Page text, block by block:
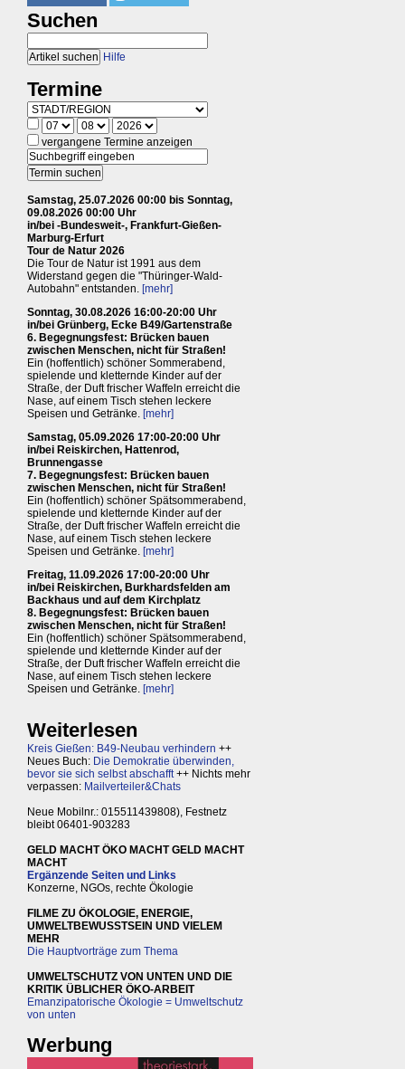
Suchen
Hilfe
Termine
vergangene Termine anzeigen
Samstag, 25.07.2026 00:00 bis Sonntag,
09.08.2026 00:00 Uhr
in/bei -Bundesweit-, Frankfurt-Gießen-
Marburg-Erfurt
Tour de Natur 2026
Die Tour de Natur ist 1991 aus dem
Widerstand gegen die "Thüringer-Wald-
Autobahn" entstanden. [mehr]
Sonntag, 30.08.2026 16:00-20:00 Uhr
in/bei Grünberg, Ecke B49/Gartenstraße
6. Begegnungsfest: Brücken bauen
zwischen Menschen, nicht für Straßen!
Ein (hoffentlich) schöner Sommerabend,
spielende und kletternde Kinder auf der
Straße, der Duft frischer Waffeln erreicht die
Nase, auf einem Tisch stehen leckere
Speisen und Getränke. [mehr]
Samstag, 05.09.2026 17:00-20:00 Uhr
in/bei Reiskirchen, Hattenrod,
Brunnengasse
7. Begegnungsfest: Brücken bauen
zwischen Menschen, nicht für Straßen!
Ein (hoffentlich) schöner Spätsommerabend,
spielende und kletternde Kinder auf der
Straße, der Duft frischer Waffeln erreicht die
Nase, auf einem Tisch stehen leckere
Speisen und Getränke. [mehr]
Freitag, 11.09.2026 17:00-20:00 Uhr
in/bei Reiskirchen, Burkhardsfelden am
Backhaus und auf dem Kirchplatz
8. Begegnungsfest: Brücken bauen
zwischen Menschen, nicht für Straßen!
Ein (hoffentlich) schöner Spätsommerabend,
spielende und kletternde Kinder auf der
Straße, der Duft frischer Waffeln erreicht die
Nase, auf einem Tisch stehen leckere
Speisen und Getränke. [mehr]
Weiterlesen
Kreis Gießen: B49-Neubau verhindern ++
Neues Buch: Die Demokratie überwinden,
bevor sie sich selbst abschafft++ Nichts mehr
verpassen: Mailverteiler&Chats
Neue Mobilnr.: 015511439808), Festnetz
bleibt 06401-903283
GELD MACHT ÖKO MACHT GELD MACHT
MACHT
Ergänzende Seiten und Links
Konzerne, NGOs, rechte Ökologie
FILME ZU ÖKOLOGIE, ENERGIE,
UMWELTBEWUSSTSEIN UND VIELEM
MEHR
Die Hauptvorträge zum Thema
UMWELTSCHUTZ VON UNTEN UND DIE
KRITIK ÜBLICHER ÖKO-ARBEIT
Emanzipatorische Ökologie = Umweltschutz
von unten
Werbung